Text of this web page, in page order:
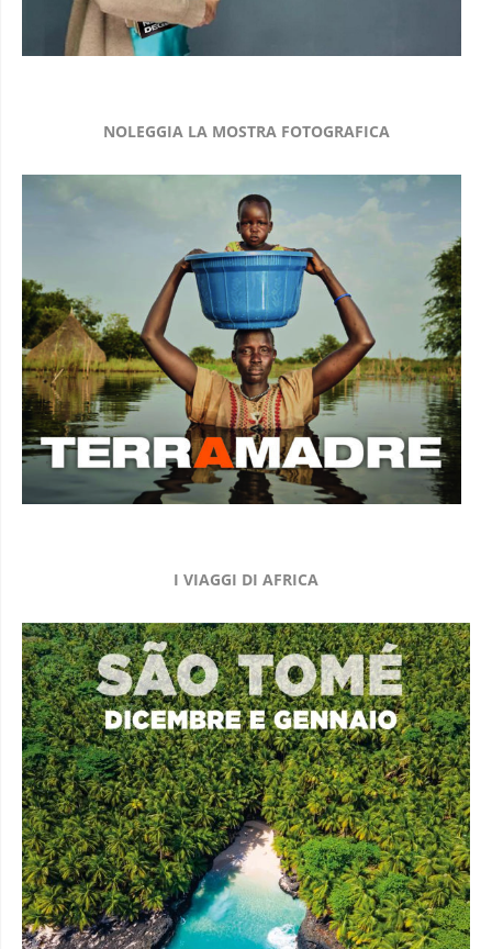
NOLEGGIA LA MOSTRA FOTOGRAFICA
I VIAGGI DI AFRICA